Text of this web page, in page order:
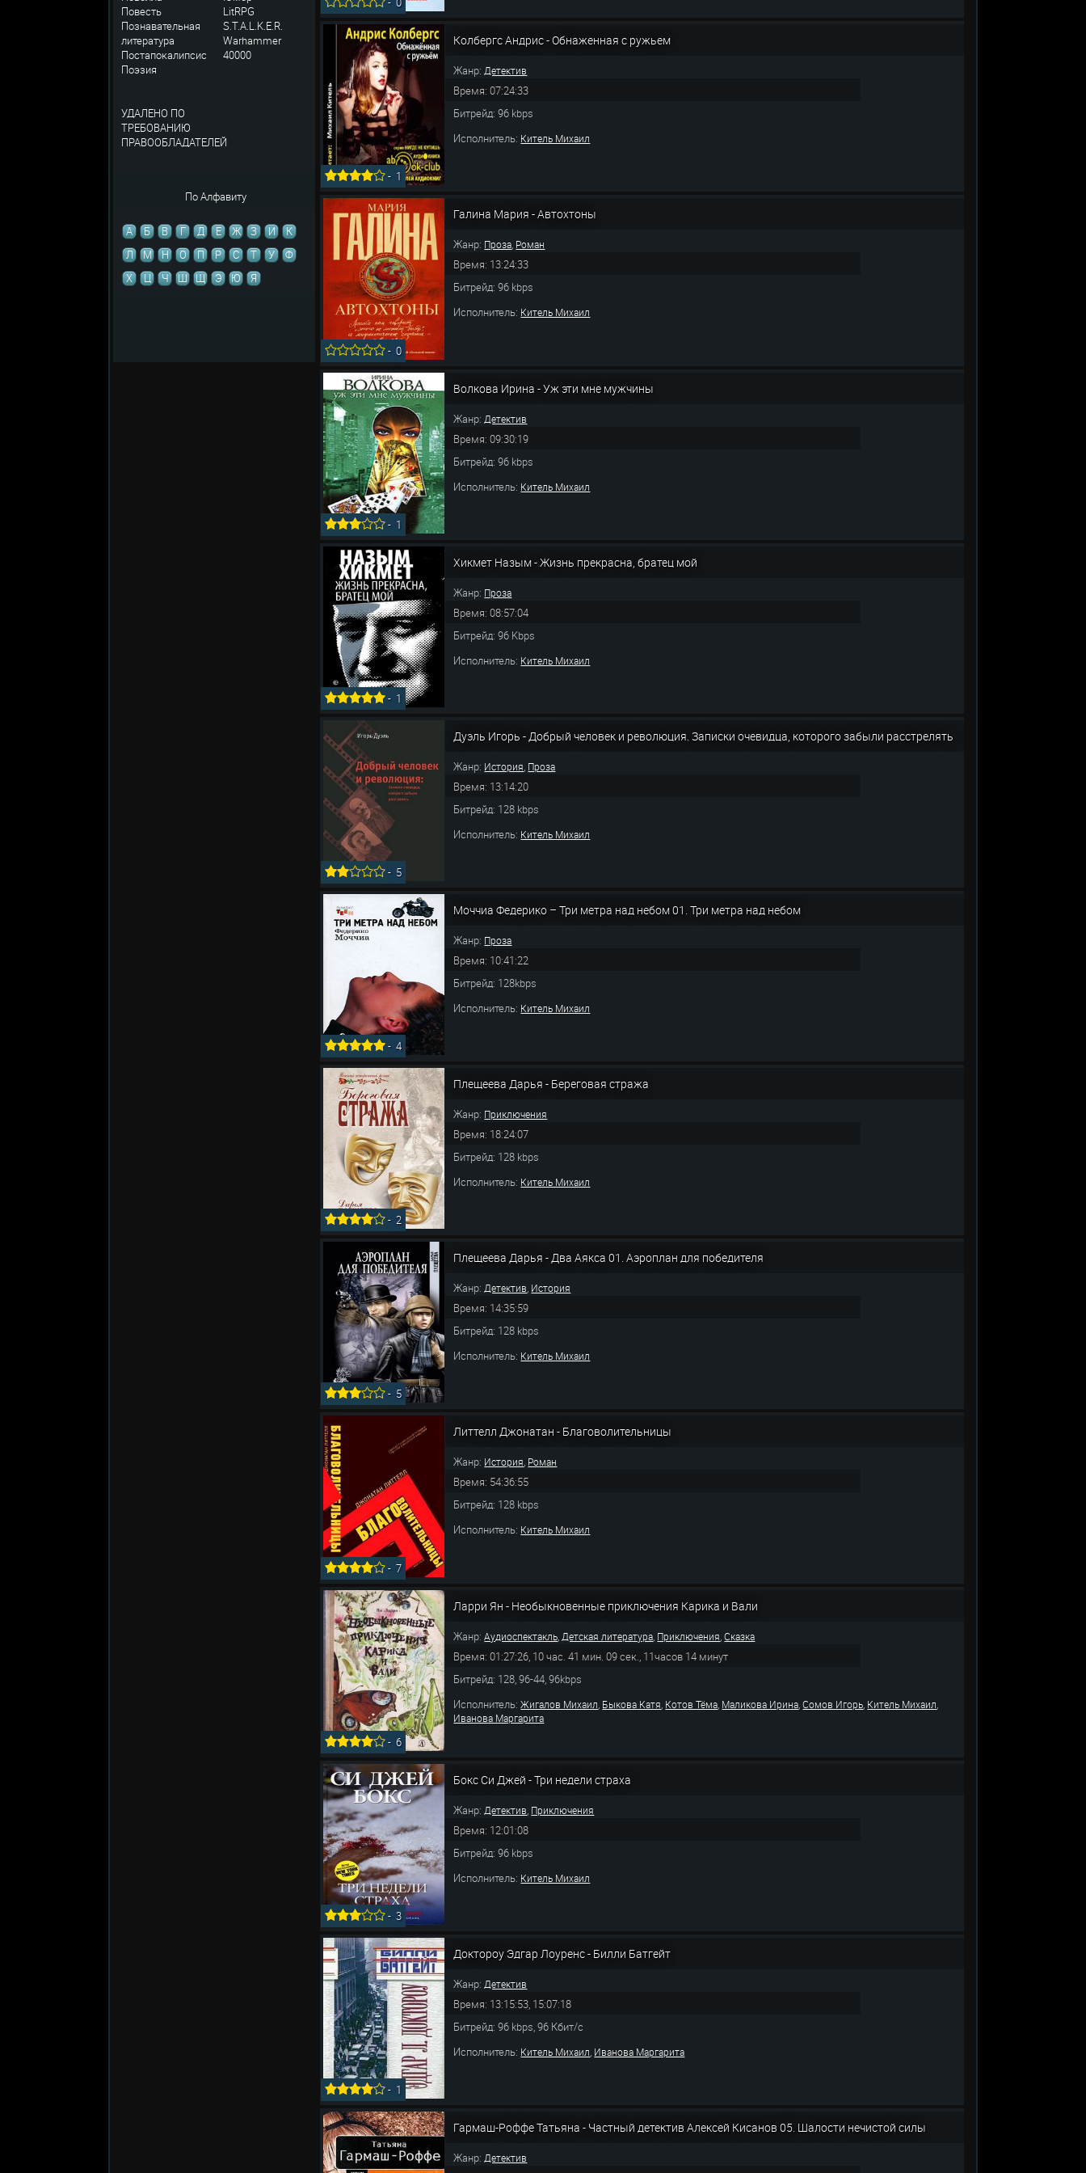
Повесть
Познавательная
литература
Постапокалипсис
Поэзия
УДАЛЕНО ПО
ТРЕБОВАНИЮ
ПРАВООБЛАДАТЕЛЕЙ
LitRPG
S.T.A.L.K.E.R.
Warhammer
40000
По Алфавиту
А Б В Г Д Е Ж З И
К
Л
М Н О П Р С Т У
Ф
Х
Ц Ч Ш Щ Э Ю Я
- 1
Колбергс Андрис - Обнаженная с ружьем
Жанр:Детектив
Время: 07:24:33
Битрейд: 96 kbps
Исполнитель: Китель Михаил
-0
Галина Мария - Автохтоны
Жанр: Проза, Роман
Время: 13:24:33
Битрейд: 96 kbps
Исполнитель: Китель Михаил
- 1
Волкова Ирина - Уж эти мне мужчины
Жанр: Детектив
Время: 09:30:19
Битрейд: 96 kbps
Исполнитель: Китель Михаил
- 1
Хикмет Назым - Жизнь прекрасна, братец мой
Жанр: Проза
Время: 08:57:04
Битрейд: 96 Kbps
Исполнитель: Китель Михаил
- 5
Дуэль Игорь - Добрый человек и революция. Записки очевидца, которого забыли расстрелять
Жанр: История, Проза
Время: 13:14:20
Битрейд: 128 kbps
Исполнитель: Китель Михаил
-4
Моччиа Федерико – Три метра над небом 01. Три метра над небом
Жанр: Проза
Время: 10:41:22
Битрейд: 128kbps
Исполнитель: Китель Михаил
-2
Плещеева Дарья - Береговая стража
Жанр: Приключения
Время: 18:24:07
Битрейд: 128 kbps
Исполнитель: Китель Михаил
- 5
Плещеева Дарья - Два Аякса 01. Аэроплан для победителя
Жанр:Детектив, История
Время: 14:35:59
Битрейд: 128 kbps
Исполнитель: Китель Михаил
-7
Литтелл Джонатан - Благоволительницы
Жанр: История, Роман
Время: 54:36:55
Битрейд: 128 kbps
Исполнитель: Китель Михаил
-6
Ларри Ян - Необыкновенные приключения Карика и Вали
Жанр:Аудиоспектакль Детская литература Приключения ,Сказка
Время: 01:27:26, 10 час. 41 мин. 09 сек., 11часов 14 минут
Битрейд: 128, 96-44, 96kbps
Исполнитель:Жигалов Михаил Быкова Катя Котов Тёма Маликова Ирина ,Сомов Игорь Китель Михаил
Иванова Маргарита
-3
Бокс Си Джей - Три недели страха
Жанр:Детектив, Приключения
Время: 12:01:08
Битрейд: 96 kbps
Исполнитель: Китель Михаил
- 1
Доктороу Эдгар Лоуренс - Билли Батгейт
Жанр:Детектив
Время: 13:15:53, 15:07:18
Битрейд: 96 kbps, 96 Кбит/с
Исполнитель: Китель Михаил, Иванова Маргарита
Гармаш-Роффе Татьяна - Частный детектив Алексей Кисанов 05. Шалости нечистой силы
Жанр:Детектив